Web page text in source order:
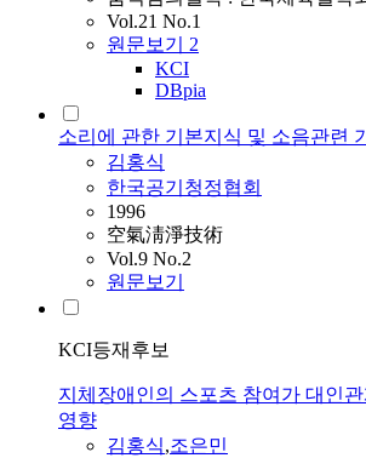
Vol.21 No.1
원문보기 2
KCI
DBpia
소리에 관한 기본지식 및 소음관련
김홍식
한국공기청정협회
1996
空氣淸淨技術
Vol.9 No.2
원문보기
KCI등재후보
지체장애인의 스포츠 참여가 대인
영향
김홍식,조은민